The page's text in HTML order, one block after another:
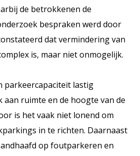
de betrokkenen de
bespraken werd door
dat vermindering van
is, maar niet onmogelijk.
parkeercapaciteit lastig
aan ruimte en de hoogte van de
is het vaak niet lonend om
in te richten. Daarnaast
op foutparkeren en